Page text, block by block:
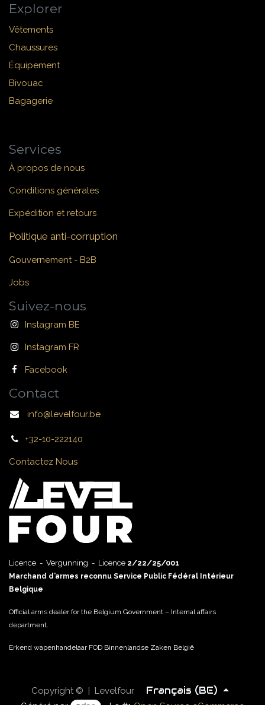
Explorer
Vêtements
Chaussures
Équipement
Bivouac
Bagagerie
Services
À propos de nous
Conditions générales
Expédition et retours
Politique anti-corruption
Gouvernement - B2B
Jobs
Suivez-nous
Instagram BE
Instagram FR
Facebook
Contact
info@levelfour.be
+32-10-222140
Contactez Nous
Licence - Vergunning - Licence 2/22/25/001
Marchand d’armes reconnu Service Public Fédéral Intérieur
Belgique
Official arms dealer for the Belgium Government – Internal affairs
department.
Erkend wapenhandelaar FOD Binnenlandse Zaken België
Copyright © | Levelfour Français (BE)